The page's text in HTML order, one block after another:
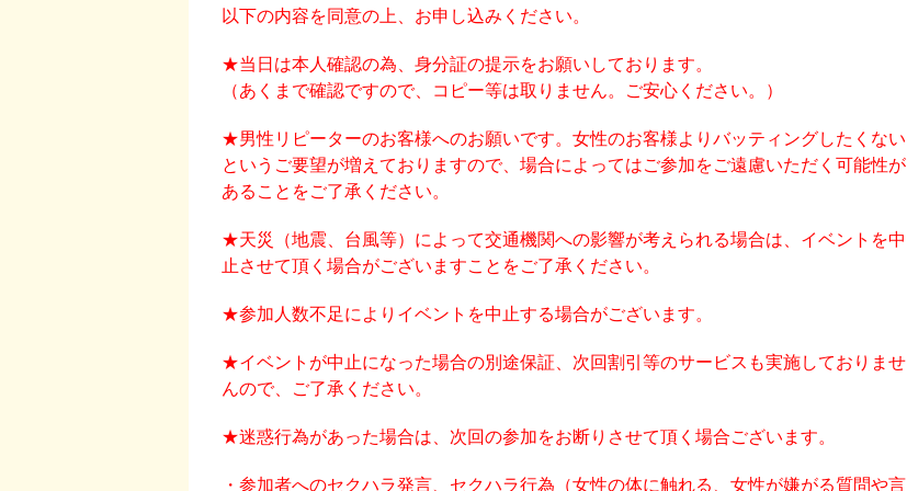
以下の内容を同意の上、お申し込みください。
★当日は本人確認の為、身分証の提示をお願いしております。
（あくまで確認ですので、コピー等は取りません。ご安心ください。）
★男性リピーターのお客様へのお願いです。女性のお客様よりバッティングしたくない
というご要望が増えておりますので、場合によってはご参加をご遠慮いただく可能性が
あることをご了承ください。
★天災（地震、台風等）によって交通機関への影響が考えられる場合は、イベントを中
止させて頂く場合がございますことをご了承ください。
★参加人数不足によりイベントを中止する場合がございます。
★イベントが中止になった場合の別途保証、次回割引等のサービスも実施しておりませ
んので、ご了承ください。
★迷惑行為があった場合は、次回の参加をお断りさせて頂く場合ございます。
・参加者へのセクハラ発言、セクハラ行為（女性の体に触れる、女性が嫌がる質問や言